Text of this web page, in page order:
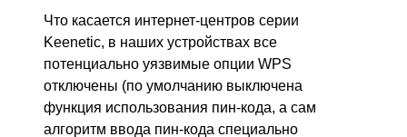
Что касается интернет-центров серии
Keenetic, в наших устройствах все
потенциально уязвимые опции WPS
отключены (по умолчанию выключена
функция использования пин-кода, а сам
алгоритм ввода пин-кода специально